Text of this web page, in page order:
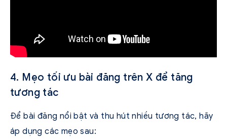
4. Mẹo tối ưu bài đăng trên X để tăng
tương tác
Để bài đăng nổi bật và thu hút nhiều tương tác, hãy
áp dụng các mẹo sau: